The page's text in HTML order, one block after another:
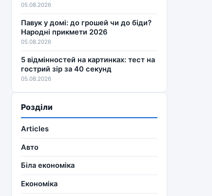
05.08.2026
Павук у домі: до грошей чи до біди?
Народні прикмети 2026
05.08.2026
5 відмінностей на картинках: тест на
гострий зір за 40 секунд
05.08.2026
Розділи
Articles
Авто
Біла економіка
Економіка